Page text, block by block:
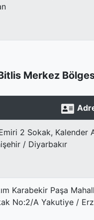
Merkez
2 Sokak, Kalender
/ Diyarbakır
Karabekir Paşa
No:2/A Yakutiye /